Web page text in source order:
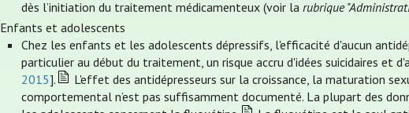
dès l’initiation du traitement médicamenteux (voir la rubrique
Enfants et adolescents
Chez les enfants et les adolescents dépressifs, l'efficacité d'aucun
particulier au début du traitement, un risque accru d'idées suicidaires et
2015].
L'effet des antidépresseurs sur la croissance, la maturation
comportemental n’est pas suffisamment documenté. La plupart des